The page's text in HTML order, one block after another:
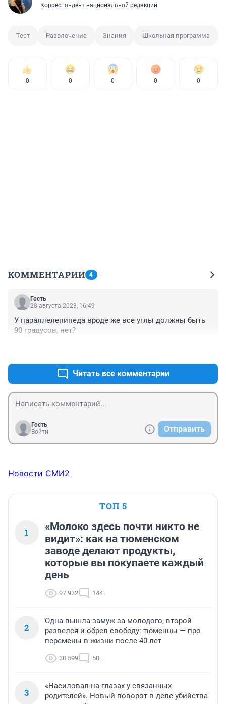
Корреспондент национальной редакции
Тест Развлечение Знания Школьная программа
0 0 0 0 0
КОММЕНТАРИИ 4
Гость
28 августа 2023, 16:49
У параллелепипеда вроде же все углы должны быть
90 градусов, нет?
Читать все комментарии
Гость
Войти
Отправить
Новости СМИ2
ТОП 5
1
«Молоко здесь почти никто не
видит»: как на тюменском
заводе делают продукты,
которые вы покупаете каждый
день
97 922 144
2
Одна вышла замуж за молодого, второй
развелся и обрел свободу: тюменцы — про
перемены в жизни после 40 лет
30 599 50
3
«Насиловал на глазах у связанных
родителей». Новый поворот в деле убийства